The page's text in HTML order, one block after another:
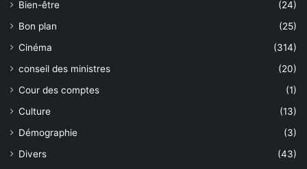
Bien-être
(24)
Bon plan
(25)
Cinéma
(314)
conseil des ministres
(20)
Cour des comptes
(1)
Culture
(13)
Démographie
(3)
Divers
(43)